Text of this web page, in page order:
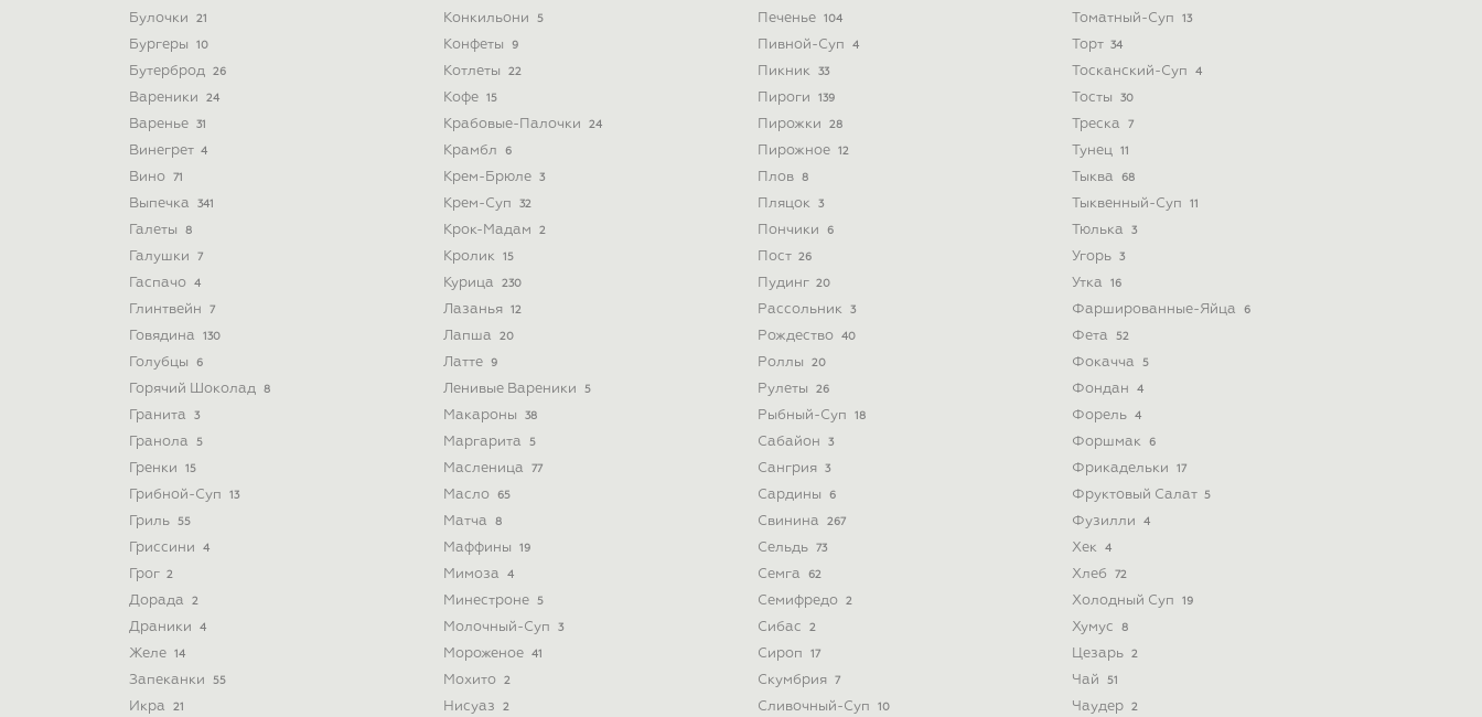
Булочки 21
Бургеры 10
Бутерброд 26
Вареники 24
Варенье 31
Винегрет 4
Вино 71
Выпечка 341
Галеты 8
Галушки 7
Гаспачо 4
Глинтвейн 7
Говядина 130
Голубцы 6
Горячий Шоколад 8
Гранита 3
Гранола 5
Гренки 15
Грибной-Суп 13
Гриль 55
Гриссини 4
Грог 2
Дорада 2
Драники 4
Желе 14
Запеканки 55
Икра 21
Конкильони 5
Конфеты 9
Котлеты 22
Кофе 15
Крабовые-Палочки 24
Крамбл 6
Крем-Брюле 3
Крем-Суп 32
Крок-Мадам 2
Кролик 15
Курица 230
Лазанья 12
Лапша 20
Латте 9
Ленивые Вареники 5
Макароны 38
Маргарита 5
Масленица 77
Масло 65
Матча 8
Маффины 19
Мимоза 4
Минестроне 5
Молочный-Суп 3
Мороженое 41
Мохито 2
Нисуаз 2
Печенье 104
Пивной-Суп 4
Пикник 33
Пироги 139
Пирожки 28
Пирожное 12
Плов 8
Пляцок 3
Пончики 6
Пост 26
Пудинг 20
Рассольник 3
Рождество 40
Роллы 20
Рулеты 26
Рыбный-Суп 18
Сабайон 3
Сангрия 3
Сардины 6
Свинина 267
Сельдь 73
Семга 62
Семифредо 2
Сибас 2
Сироп 17
Скумбрия 7
Сливочный-Суп 10
Томатный-Суп 13
Торт 34
Тосканский-Суп 4
Тосты 30
Треска 7
Тунец 11
Тыква 68
Тыквенный-Суп 11
Тюлька 3
Угорь 3
Утка 16
Фаршированные-Яйца 6
Фета 52
Фокачча 5
Фондан 4
Форель 4
Форшмак 6
Фрикадельки 17
Фруктовый Салат 5
Фузилли 4
Хек 4
Хлеб 72
Холодный Суп 19
Хумус 8
Цезарь 2
Чай 51
Чаудер 2